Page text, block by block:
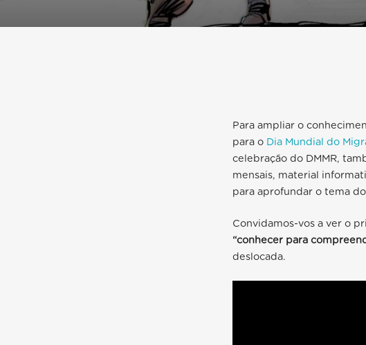
Para ampliar o
para o Dia Mundial do
celebração do DMMR,
mensais, material
para aprofundar o tema do
Convidamos-vos a ver o
“conhecer para
deslocada.